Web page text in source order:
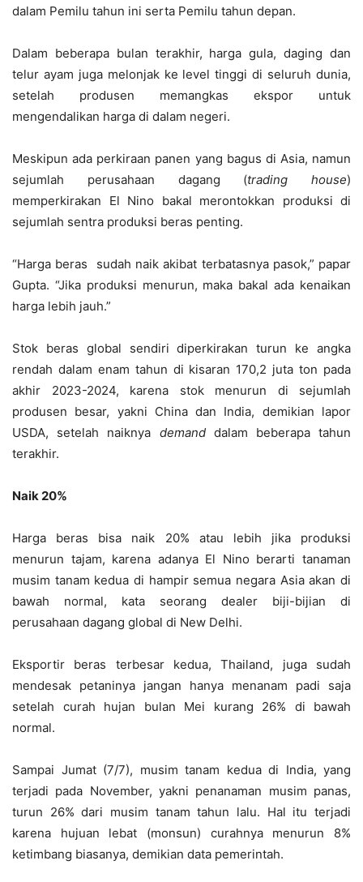
dalam Pemilu tahun ini serta Pemilu tahun depan.
Dalam beberapa bulan terakhir, harga gula, daging dan
telur ayam juga melonjak ke level tinggi di seluruh dunia,
setelah produsen memangkas ekspor untuk
mengendalikan harga di dalam negeri.
Meskipun ada perkiraan panen yang bagus di Asia, namun
sejumlah perusahaan dagang (trading house)
memperkirakan El Nino bakal merontokkan produksi di
sejumlah sentra produksi beras penting.
“Harga beras sudah naik akibat terbatasnya pasok,” papar
Gupta. “Jika produksi menurun, maka bakal ada kenaikan
harga lebih jauh.”
Stok beras global sendiri diperkirakan turun ke angka
rendah dalam enam tahun di kisaran 170,2 juta ton pada
akhir 2023-2024, karena stok menurun di sejumlah
produsen besar, yakni China dan India, demikian lapor
USDA, setelah naiknya demanddalam beberapa tahun
terakhir.
Naik 20%
Harga beras bisa naik 20% atau lebih jika produksi
menurun tajam, karena adanya El Nino berarti tanaman
musim tanam kedua di hampir semua negara Asia akan di
bawah normal, kata seorang dealer biji-bijian di
perusahaan dagang global di New Delhi.
Eksportir beras terbesar kedua, Thailand, juga sudah
mendesak petaninya jangan hanya menanam padi saja
setelah curah hujan bulan Mei kurang 26% di bawah
normal.
Sampai Jumat (7/7), musim tanam kedua di India, yang
terjadi pada November, yakni penanaman musim panas,
turun 26% dari musim tanam tahun lalu. Hal itu terjadi
karena hujuan lebat (monsun) curahnya menurun 8%
ketimbang biasanya, demikian data pemerintah.